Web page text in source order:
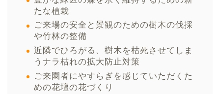
たな植栽
ご来場の安全と景観のための樹木の伐採
や竹林の整備
近隣でひろがる、樹木を枯死させてしま
うナラ枯れの拡大防止対策
ご来園者にやすらぎを感じていただくた
めの花壇の花づくり